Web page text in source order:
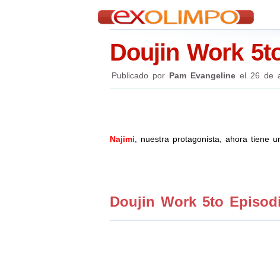
Doujin Work
Publicado por Pam Evangelineel 26 de
Najimi , nuestra protagonista, ahora tiene
Doujin Work 5to